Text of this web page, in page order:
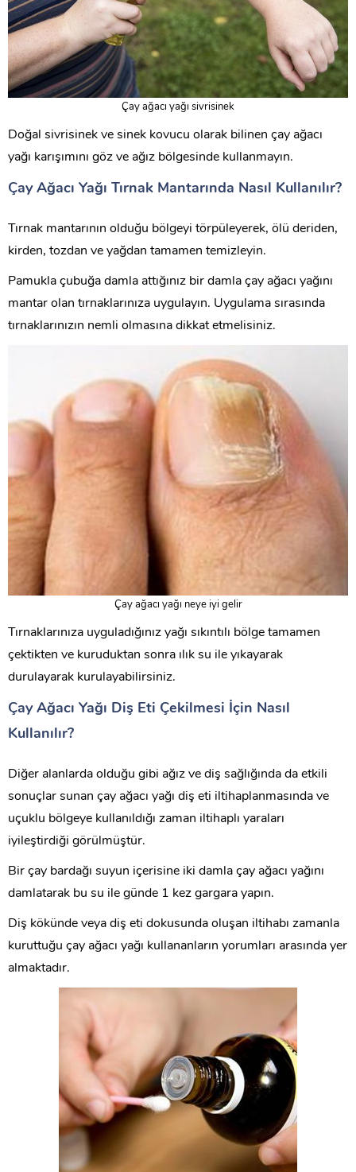
Çay ağacı yağı sivrisinek
Doğal sivrisinek ve sinek kovucu olarak bilinen çay ağacı
yağı karışımını göz ve ağız bölgesinde kullanmayın.
Çay Ağacı Yağı Tırnak Mantarında Nasıl Kullanılır?
Tırnak mantarının olduğu bölgeyi törpüleyerek, ölü deriden,
kirden, tozdan ve yağdan tamamen temizleyin.
Pamukla çubuğa damla attığınız bir damla çay ağacı yağını
mantar olan tırnaklarınıza uygulayın. Uygulama sırasında
tırnaklarınızın nemli olmasına dikkat etmelisiniz.
Çay ağacı yağı neye iyi gelir
Tırnaklarınıza uyguladığınız yağı sıkıntılı bölge tamamen
çektikten ve kuruduktan sonra ılık su ile yıkayarak
durulayarak kurulayabilirsiniz.
Çay Ağacı Yağı Diş Eti Çekilmesi İçin Nasıl
Kullanılır?
Diğer alanlarda olduğu gibi ağız ve diş sağlığında da etkili
sonuçlar sunan çay ağacı yağı diş eti iltihaplanmasında ve
uçuklu bölgeye kullanıldığı zaman iltihaplı yaraları
iyileştirdiği görülmüştür.
Bir çay bardağı suyun içerisine iki damla çay ağacı yağını
damlatarak bu su ile günde 1 kez gargara yapın.
Diş kökünde veya diş eti dokusunda oluşan iltihabı zamanla
kuruttuğu çay ağacı yağı kullananların yorumları arasında yer
almaktadır.